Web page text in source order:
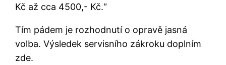
Kč až cca 4500,- Kč.“
Tím pádem je rozhodnutí o opravě jasná
volba. Výsledek servisního zákroku doplním
zde.